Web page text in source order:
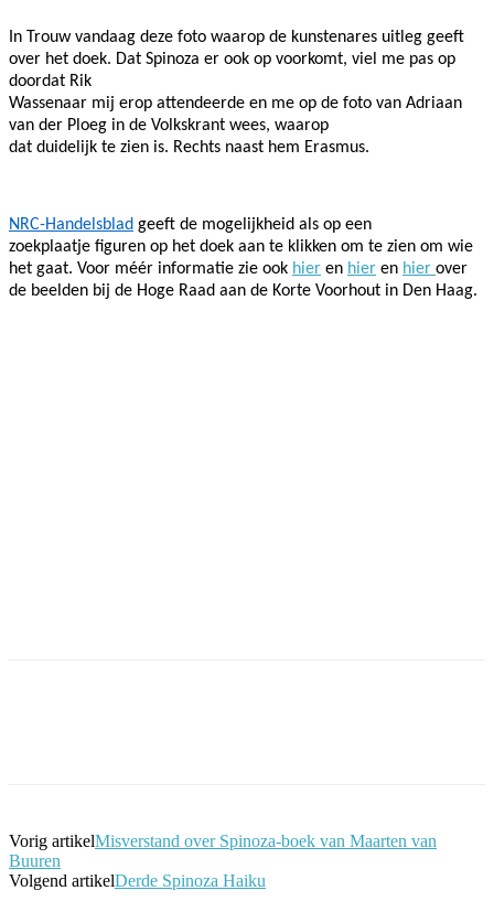
In Trouw vandaag deze foto waarop de kunstenares uitleg geeft
over het doek. Dat Spinoza er ook op voorkomt, viel me pas op
doordat Rik
Wassenaar mij erop attendeerde en me op de foto van Adriaan
van der Ploeg in de Volkskrant wees, waarop
dat duidelijk te zien is. Rechts naast hem Erasmus.
NRC-Handelsblad geeft de mogelijkheid als op een
zoekplaatje figuren op het doek aan te klikken om te zien om wie
het gaat. Voor méér informatie zie ook hier en hier en hier over
de beelden bij de Hoge Raad aan de Korte Voorhout in Den Haag.
Vorig artikelMisverstand over Spinoza-boek van Maarten van
Buuren
Volgend artikelDerde Spinoza Haiku